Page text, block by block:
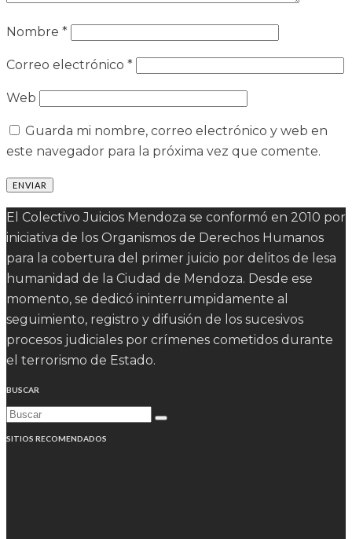
Nombre *
Correo electrónico *
Web
Guarda mi nombre, correo electrónico y web en
este navegador para la próxima vez que comente.
El Colectivo Juicios Mendoza se conformó en 2010 por
iniciativa de los Organismos de Derechos Humanos
para la cobertura del primer juicio por delitos de lesa
humanidad de la Ciudad de Mendoza. Desde ese
momento, se dedicó ininterrumpidamente al
seguimiento, registro y difusión de los sucesivos
procesos judiciales por crímenes cometidos durante
el terrorismo de Estado.
BUSCAR
SITIOS RECOMENDADOS